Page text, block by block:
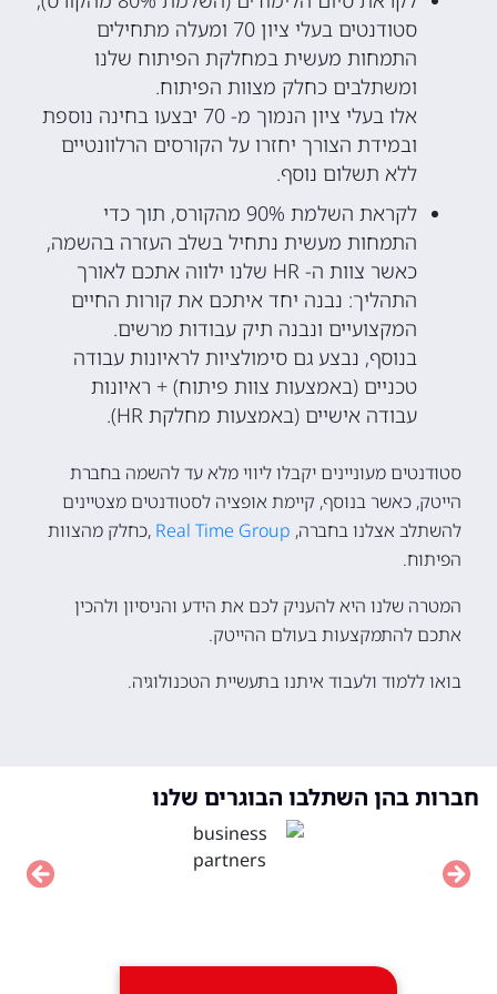
סטודנטים בעלי ציון 70 ומעלה מתחילים
התמחות מעשית במחלקת הפיתוח שלנו
ומשתלבים כחלק מצוות הפיתוח.
אלו בעלי ציון הנמוך מ- 70 יבצעו בחינה נוספת
ובמידת הצורך יחזרו על הקורסים הרלוונטיים
ללא תשלום נוסף.
לקראת השלמת 90% מהקורס, תוך כדי
התמחות מעשית נתחיל בשלב העזרה בהשמה,
כאשר צוות ה- HR שלנו ילווה אתכם לאורך
התהליך: נבנה יחד איתכם את קורות החיים
המקצועיים ונבנה תיק עבודות מרשים.
בנוסף, נבצע גם סימולציות לראיונות עבודה
טכניים (באמצעות צוות פיתוח) + ראיונות
עבודה אישיים (באמצעות מחלקת HR).
סטודנטים מעוניינים יקבלו ליווי מלא עד להשמה בחברת
הייטק, כאשר בנוסף, קיימת אופציה לסטודנטים מצטיינים
להשתלב אצלנו בחברה, Real Time Group ,כחלק מהצוות
הפיתוח.
המטרה שלנו היא להעניק לכם את הידע והניסיון ולהכין
אתכם להתמקצעות בעולם ההייטק.
בואו ללמוד ולעבוד איתנו בתעשיית הטכנולוגיה.
חברות בהן השתלבו הבוגרים שלנו
Next